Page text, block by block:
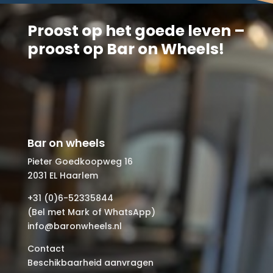
Proost op het goede leven –
proost op Bar on Wheels!
Bar on wheels
Pieter Goedkoopweg 16
2031 EL Haarlem
+31 (0)6-52335844
(Bel met Mark of WhatsApp)
info@baronwheels.nl
Contact
Beschikbaarheid aanvragen